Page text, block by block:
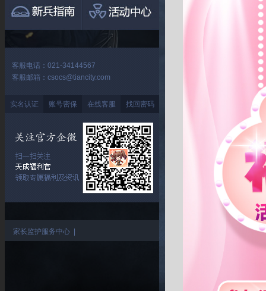
客服电话：021-34144567
客服邮箱：csocs@tiancity.com
实名认证 账号密保 在线客服 找回密码
家长监护服务中心